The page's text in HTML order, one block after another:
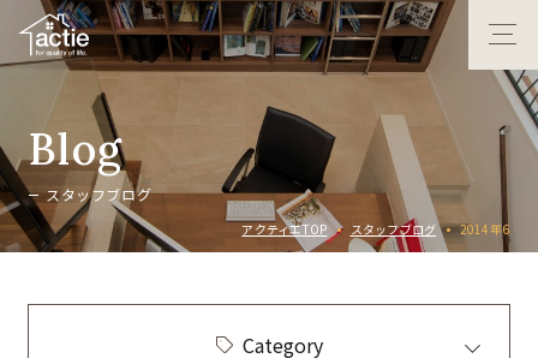
Blog
スタッフブログ
アクティエTOP スタッフブログ 2014年6
Category